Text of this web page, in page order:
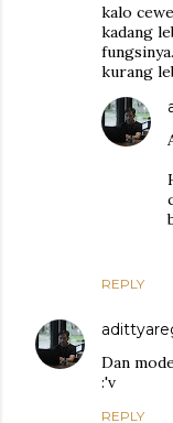
kalo
kadang
fungsinya.
kurang
REPLY
Dan
:'v
REPLY